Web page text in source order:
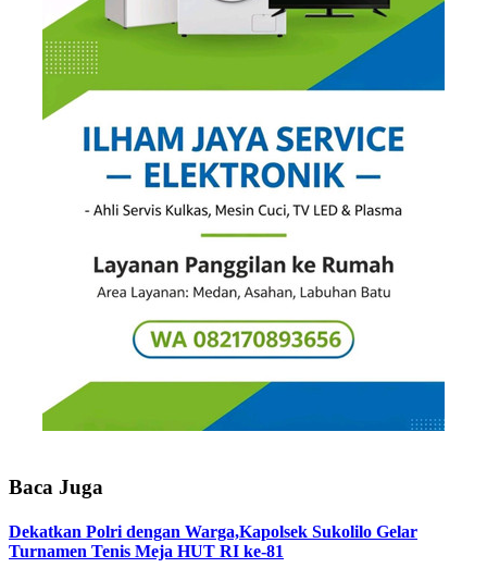
Baca Juga
Dekatkan Polri dengan Warga,Kapolsek Sukolilo Gelar
Turnamen Tenis Meja HUT RI ke-81